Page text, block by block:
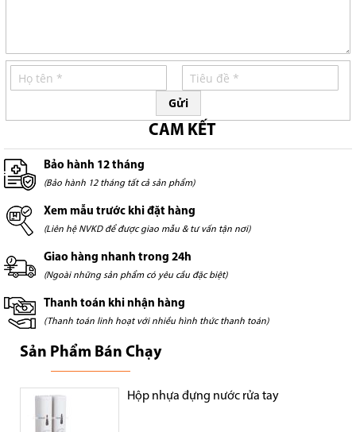
Gửi
CAM KẾT
Bảo hành 12 tháng
(Bảo hành 12 tháng tất cả sản phẩm)
Xem mẫu trước khi đặt hàng
(Liên hệ NVKD để được giao mẫu & tư vấn tận nơi)
Giao hàng nhanh trong 24h
(Ngoài những sản phẩm có yêu cầu đặc biệt)
Thanh toán khi nhận hàng
(Thanh toán linh hoạt với nhiều hình thức thanh toán)
Sản Phẩm Bán Chạy
Hộp nhựa đựng nước rửa tay